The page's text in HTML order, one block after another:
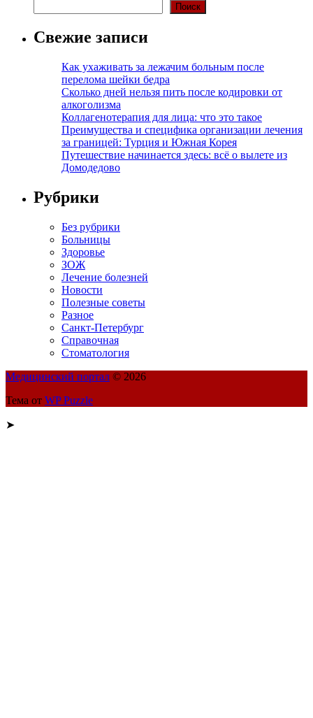
Поиск
Свежие записи
Как ухаживать за лежачим больным после
перелома шейки бедра
Сколько дней нельзя пить после кодировки от
алкоголизма
Коллагенотерапия для лица: что это такое
Преимущества и специфика организации лечения
за границей: Турция и Южная Корея
Путешествие начинается здесь: всё о вылете из
Домодедово
Рубрики
Без рубрики
Больницы
Здоровье
ЗОЖ
Лечение болезней
Новости
Полезные советы
Разное
Санкт-Петербург
Справочная
Стоматология
Медицинский портал © 2026
Тема от WP Puzzle
➤